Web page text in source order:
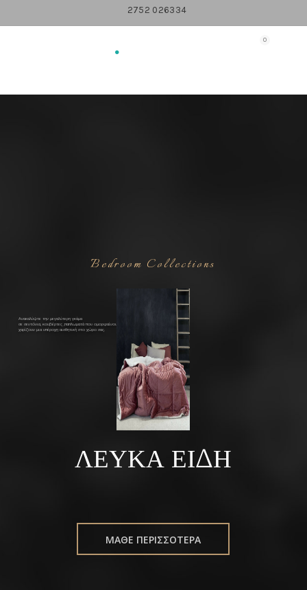
2752 026334
0
ΛΕΥΚΑ ΕΙΔΗ
Ανακαλύψτε την μεγαλύτερη γκάμα
σε σεντόνια, κουβέρτες ,παπλωματά που ομορφαίνουν και
χαρίζουν μια υπέροχη αισθητική στο χώρο σας.
ΜΑΘΕ ΠΕΡΙΣΣΟΤΕΡΑ
Bedroom Collections